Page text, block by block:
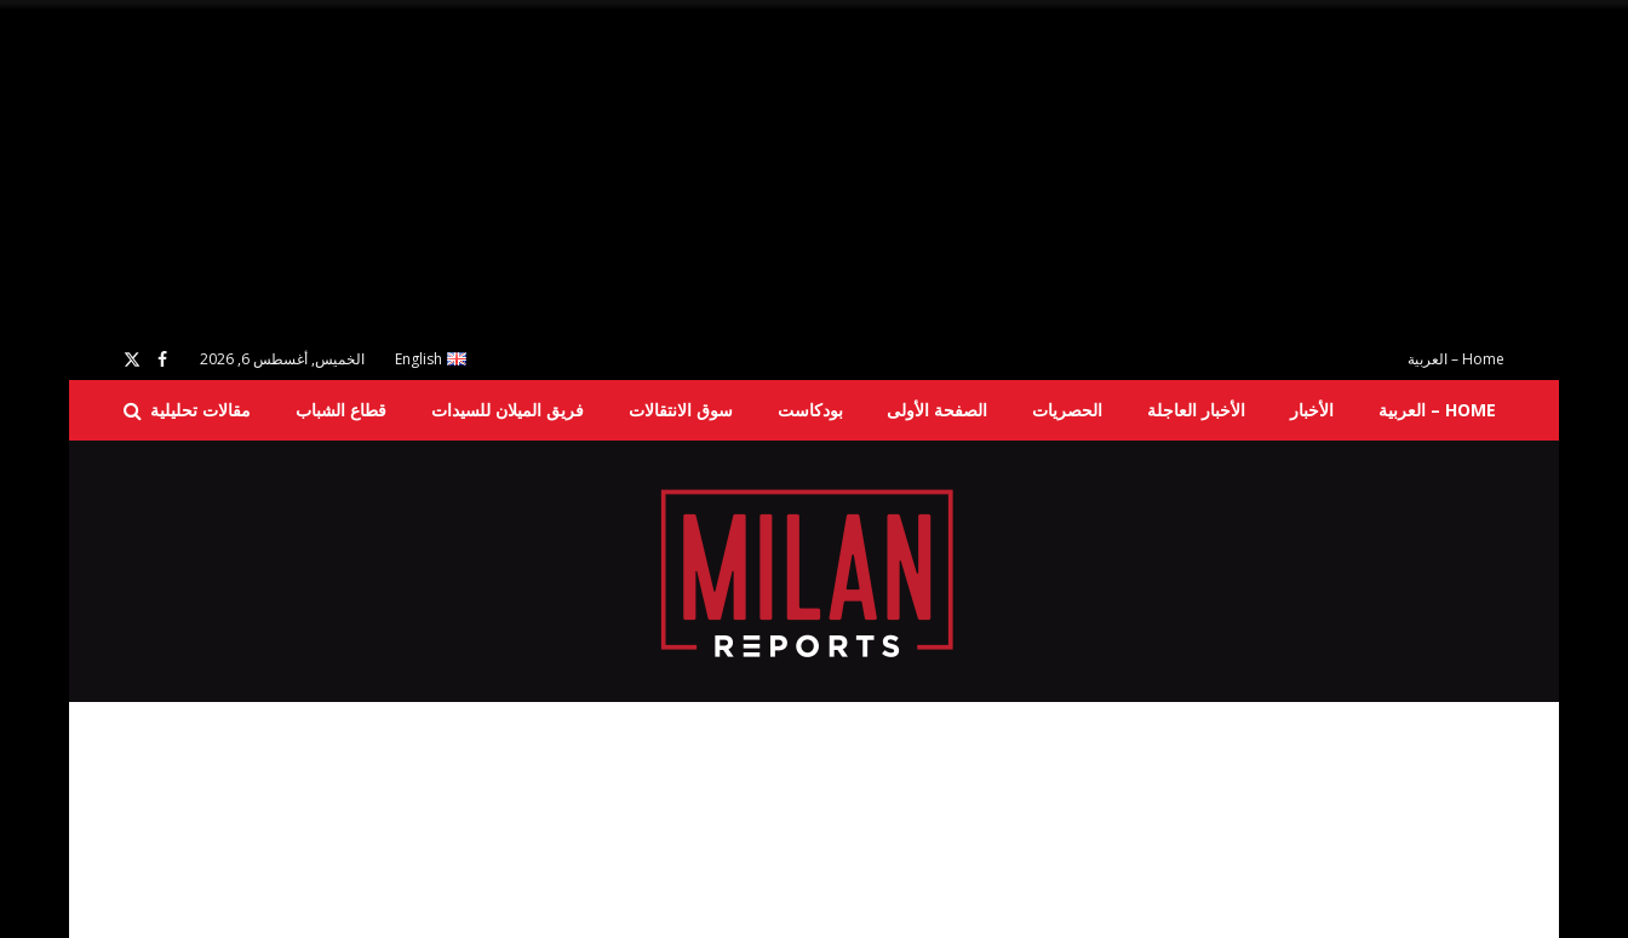
Home – العربية English الخميس, أغسطس 6, 2026
HOME – العربية الأخبار الأخبار العاجلة الحصريات الصفحة الأولى بودكاست سوق الانتقالات فريق الميلان للسيدات قطاع الشباب مقالات تحليلية